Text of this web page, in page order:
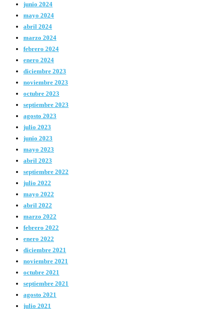
junio 2024
mayo 2024
abril 2024
marzo 2024
febrero 2024
enero 2024
diciembre 2023
noviembre 2023
octubre 2023
septiembre 2023
agosto 2023
julio 2023
junio 2023
mayo 2023
abril 2023
septiembre 2022
julio 2022
mayo 2022
abril 2022
marzo 2022
febrero 2022
enero 2022
diciembre 2021
noviembre 2021
octubre 2021
septiembre 2021
agosto 2021
julio 2021